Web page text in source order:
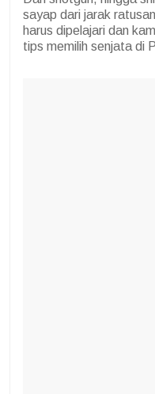
sayap dari jarak
harus dipelajari dan
tips memilih senjata di